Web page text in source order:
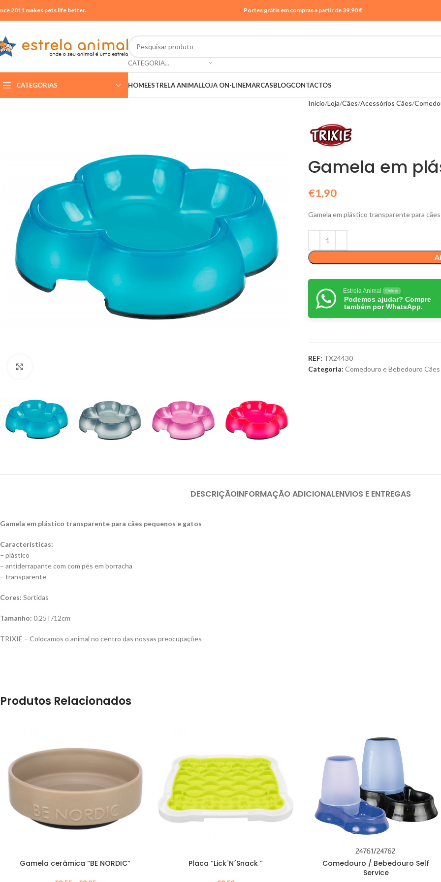
2011 makes pets life better. Portes grátis em compras a partir de 39,90 €
CATEGORIA...
CATEGORIAS HOMEESTRELA ANIMALLOJA ON-LINEMARCASBLOGCONTACTOS
Início Loja Cães Acessórios Cães
Gamela em
€1,90
Gamela em plástico transparente para
Estrela Animal Online
Podemos ajudar? Compre
também por WhatsApp.
REF: TX24430
Categoria: Comedouro e Bebedouro Cães
DESCRIÇÃOINFORMAÇÃO ADICIONALENVIOS E ENTREGAS
Gamela em plástico transparente para cães pequenos e gatos
Características:
– plástico
– antiderrapante com com pés em borracha
– transparente
Cores: Sortidas
Tamanho: 0.25 l /12cm
TRIXIE – Colocamos o animal no centro das nossas preocupações
Produtos Relacionados
Gamela cerâmica “BE NORDIC” Placa “Lick´N´Snack “
Comedouro / Bebedouro Self
Service